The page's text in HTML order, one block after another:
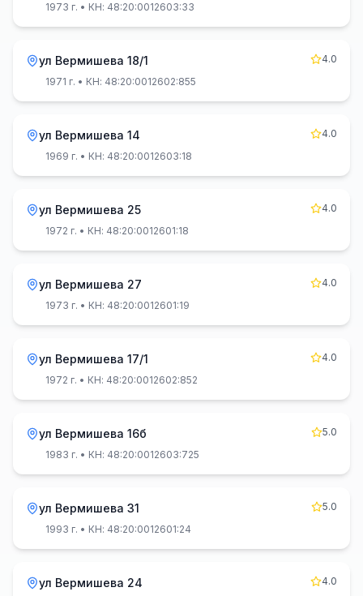
1973 г. • КН: 48:20:0012603:33
ул Вермишева 18/1
4.0
1971 г. • КН: 48:20:0012602:855
ул Вермишева 14
4.0
1969 г. • КН: 48:20:0012603:18
ул Вермишева 25
4.0
1972 г. • КН: 48:20:0012601:18
ул Вермишева 27
4.0
1973 г. • КН: 48:20:0012601:19
ул Вермишева 17/1
4.0
1972 г. • КН: 48:20:0012602:852
ул Вермишева 16б
5.0
1983 г. • КН: 48:20:0012603:725
ул Вермишева 31
5.0
1993 г. • КН: 48:20:0012601:24
ул Вермишева 24 4.0